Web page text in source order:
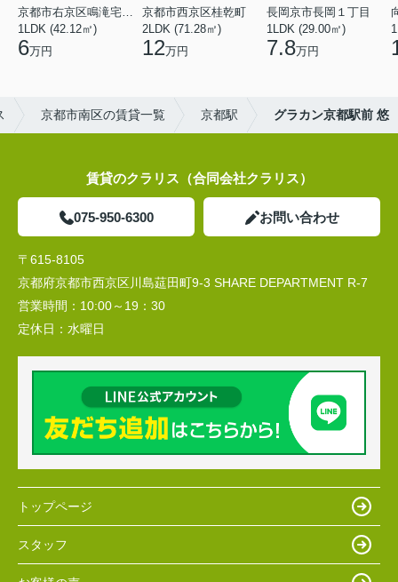
京都市右京区鳴滝宅間町
1LDK (42.12㎡)
6万円
京都市西京区桂乾町
2LDK (71.28㎡)
12万円
長岡京市長岡１丁目
1LDK (29.00㎡)
7.8万円
京都市南区の賃貸一覧 京都駅 グラカン京都駅前 悠
賃貸のクラリス（合同会社クラリス）
075-950-6300 お問い合わせ
〒615-8105
京都府京都市西京区川島莚田町9-3 SHARE DEPARTMENT R-7
営業時間： 10:00～19：30
定休日： 水曜日
トップページ
スタッフ